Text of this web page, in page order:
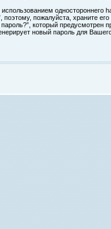
одностороннего
пожалуйста, храните
который
новый пароль для